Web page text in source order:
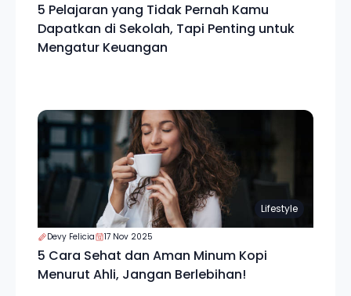
5 Pelajaran yang Tidak Pernah Kamu
Dapatkan di Sekolah, Tapi Penting untuk
Mengatur Keuangan
Lifestyle
Devy Felicia 17 Nov 2025
5 Cara Sehat dan Aman Minum Kopi
Menurut Ahli, Jangan Berlebihan!